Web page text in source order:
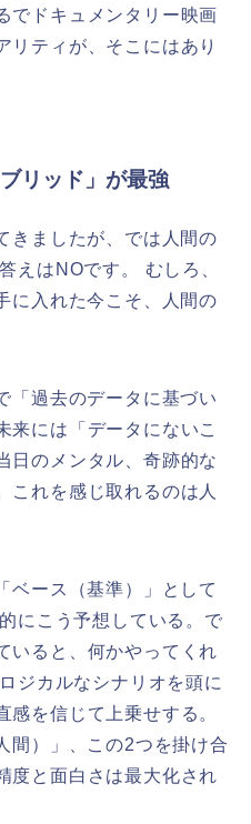
でドキュメンタリー映画
リティが、そこにはあり
リッド」が最強
きましたが、では人間の
えはNOです。 むしろ、
に入れた今こそ、人間の
「過去のデータに基づい
来には「データにないこ
日のメンタル、奇跡的な
これを感じ取れるのは人
ベース（基準）」として
にこう予想している。で
いると、何かやってくれ
ジカルなシナリオを頭に
感を信じて上乗せする。
間）」、この2つを掛け合
度と面白さは最大化され